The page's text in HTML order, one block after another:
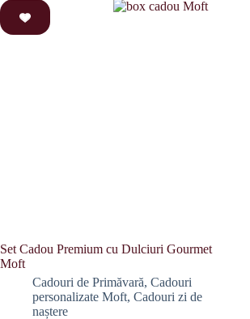
Set Cadou Premium cu Dulciuri Gourmet
Moft
Cadouri de Primăvară, Cadouri
personalizate Moft, Cadouri zi de
naștere